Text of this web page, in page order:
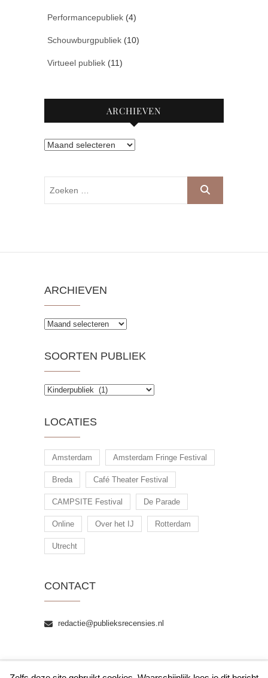
Performancepubliek (4)
Schouwburgpubliek (10)
Virtueel publiek (11)
ARCHIEVEN
Archieven
Zoeken
ARCHIEVEN
Archieven
SOORTEN PUBLIEK
Soorten
LOCATIES
Amsterdam Amsterdam Fringe Festival
Breda Café Theater Festival
CAMPSITE Festival De Parade
Online Over het IJ Rotterdam
Utrecht
CONTACT
redactie@publieksrecensies.nl